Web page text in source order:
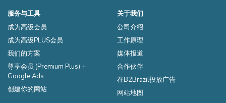
服务与工具
成为高级会员
成为高级PLUS会员
我们的方案
尊享会员 (Premium Plus) +
Google Ads
创建你的网站
关于我们
公司介绍
工作原理
媒体报道
合作伙伴
在B2Brazil投放广告
网站地图